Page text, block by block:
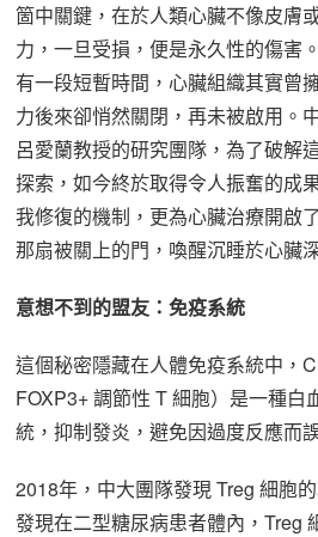
箇中關鍵，在於人類心臟不像皮膚
力，一旦受損，便是永久性的傷害
有一段短暫時間，心臟組織其實曾
力後來卻悄然關閉，再未被啟用。
呂愛蘭教授的研究團隊，為了破解
探索，如今終於取得令人振奮的成
我修復的機制，更為心臟治療開
那扇被關上的門，喚醒沉睡於心臟
意想不到的盟友：免疫系統
這個秘密隱藏在人體免疫系統中，
FOXP3+ 調節性 T 細胞）是一種白
統，抑制發炎，避免因過度反應而
2018年，中大團隊發現 Treg 細胞
發現在二型糖尿病患者體內，Treg